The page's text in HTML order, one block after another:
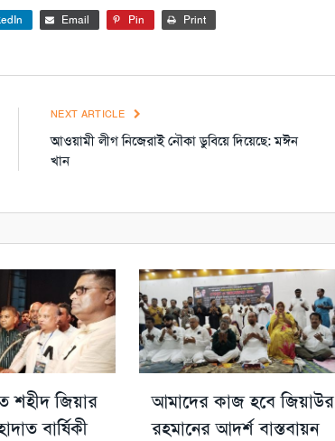
Email Pin Print
NEXT ARTICLE
আওয়ামী লীগ নিজেরাই নৌকা ডুবিয়ে দিয়েছে: মঈন
খান
শহীদ জিয়ার
বার্ষিকী
আমাদের কাজ হবে জিয়াউর
রহমানের আদর্শ বাস্তবায়ন